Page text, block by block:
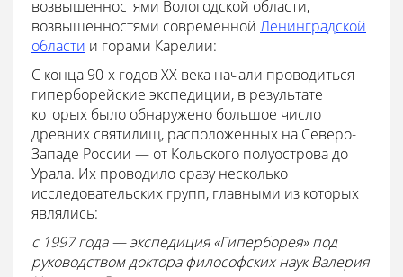
возвышенностями Вологодской области,
возвышенностями cовременной Ленинградской
области и горами Карелии:
С конца 90-х годов XX века начали проводиться
гиперборейские экспедиции, в результате
которых было обнаружено большое число
древних святилищ, расположенных на Северо-
Западе России — от Кольского полуострова до
Урала. Их проводило сразу несколько
исследовательских групп, главными из которых
являлись:
с 1997 года — экспедиция «Гиперборея» под
руководством доктора философских наук Валерия